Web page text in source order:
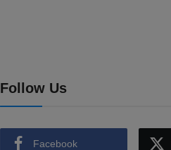
Follow Us
Facebook